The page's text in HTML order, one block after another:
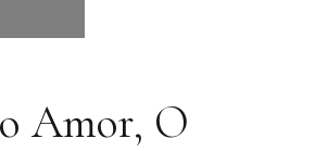
Amor, O